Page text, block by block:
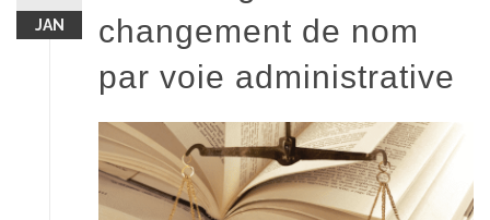
changement de nom
par voie administrative
JAN